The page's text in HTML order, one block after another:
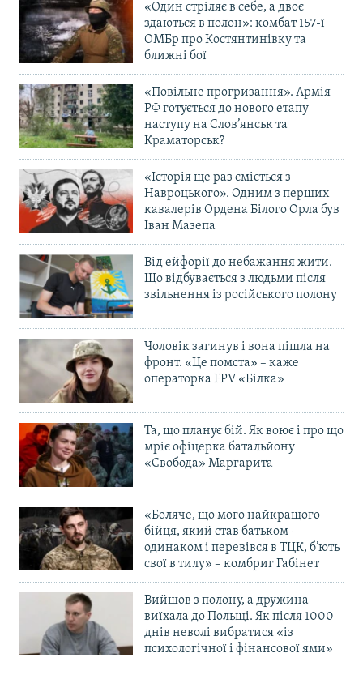
«Один стріляє в себе, а двоє
здаються в полон»: комбат 157-ї
ОМБр про Костянтинівку та
ближні бої
«Повільне прогризання». Армія
РФ готується до нового етапу
наступу на Слов’янськ та
Краматорськ?
«Історія ще раз сміється з
Навроцького». Одним з перших
кавалерів Ордена Білого Орла був
Іван Мазепа
Від ейфорії до небажання жити.
Що відбувається з людьми після
звільнення із російського полону
Чоловік загинув і вона пішла на
фронт. «Це помста» – каже
операторка FPV «Білка»
Та, що планує бій. Як воює і про що
мріє офіцерка батальйону
«Свобода» Маргарита
«Боляче, що мого найкращого
бійця, який став батьком-
одинаком і перевівся в ТЦК, б’ють
свої в тилу» – комбриг Габінет
Вийшов з полону, а дружина
виїхала до Польщі. Як після 1000
днів неволі вибратися «із
психологічної і фінансової ями»